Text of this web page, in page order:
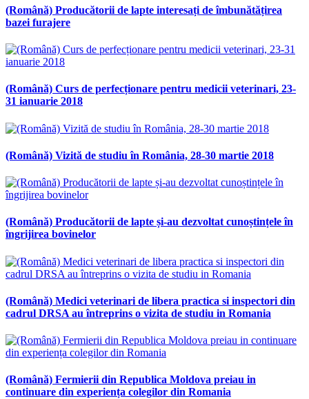
(Română) Producătorii de lapte interesați de îmbunătățirea
bazei furajere
(Română) Curs de perfecționare pentru medicii veterinari, 23-
31 ianuarie 2018
(Română) Vizită de studiu în România, 28-30 martie 2018
(Română) Producătorii de lapte și-au dezvoltat cunoștințele în
îngrijirea bovinelor
(Română) Medici veterinari de libera practica si inspectori din
cadrul DRSA au întreprins o vizita de studiu in Romania
(Română) Fermierii din Republica Moldova preiau in
continuare din experiența colegilor din Romania